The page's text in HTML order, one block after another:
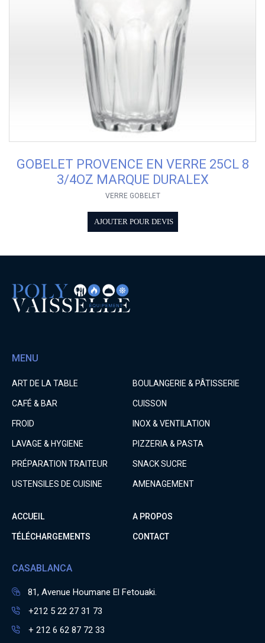
GOBELET PROVENCE EN VERRE 25CL 8
3/4OZ MARQUE DURALEX
VERRE GOBELET
AJOUTER POUR DEVIS
MENU
ART DE LA TABLE BOULANGERIE & PÂTISSERIE
CAFÉ & BAR CUISSON
FROID INOX & VENTILATION
LAVAGE & HYGIENE PIZZERIA & PASTA
PRÉPARATION TRAITEUR SNACK SUCRE
USTENSILES DE CUISINE AMENAGEMENT
ACCUEIL A PROPOS
TÉLÉCHARGEMENTS CONTACT
CASABLANCA
81, Avenue Houmane El Fetouaki.
+212 5 22 27 31 73
+ 212 6 62 87 72 33